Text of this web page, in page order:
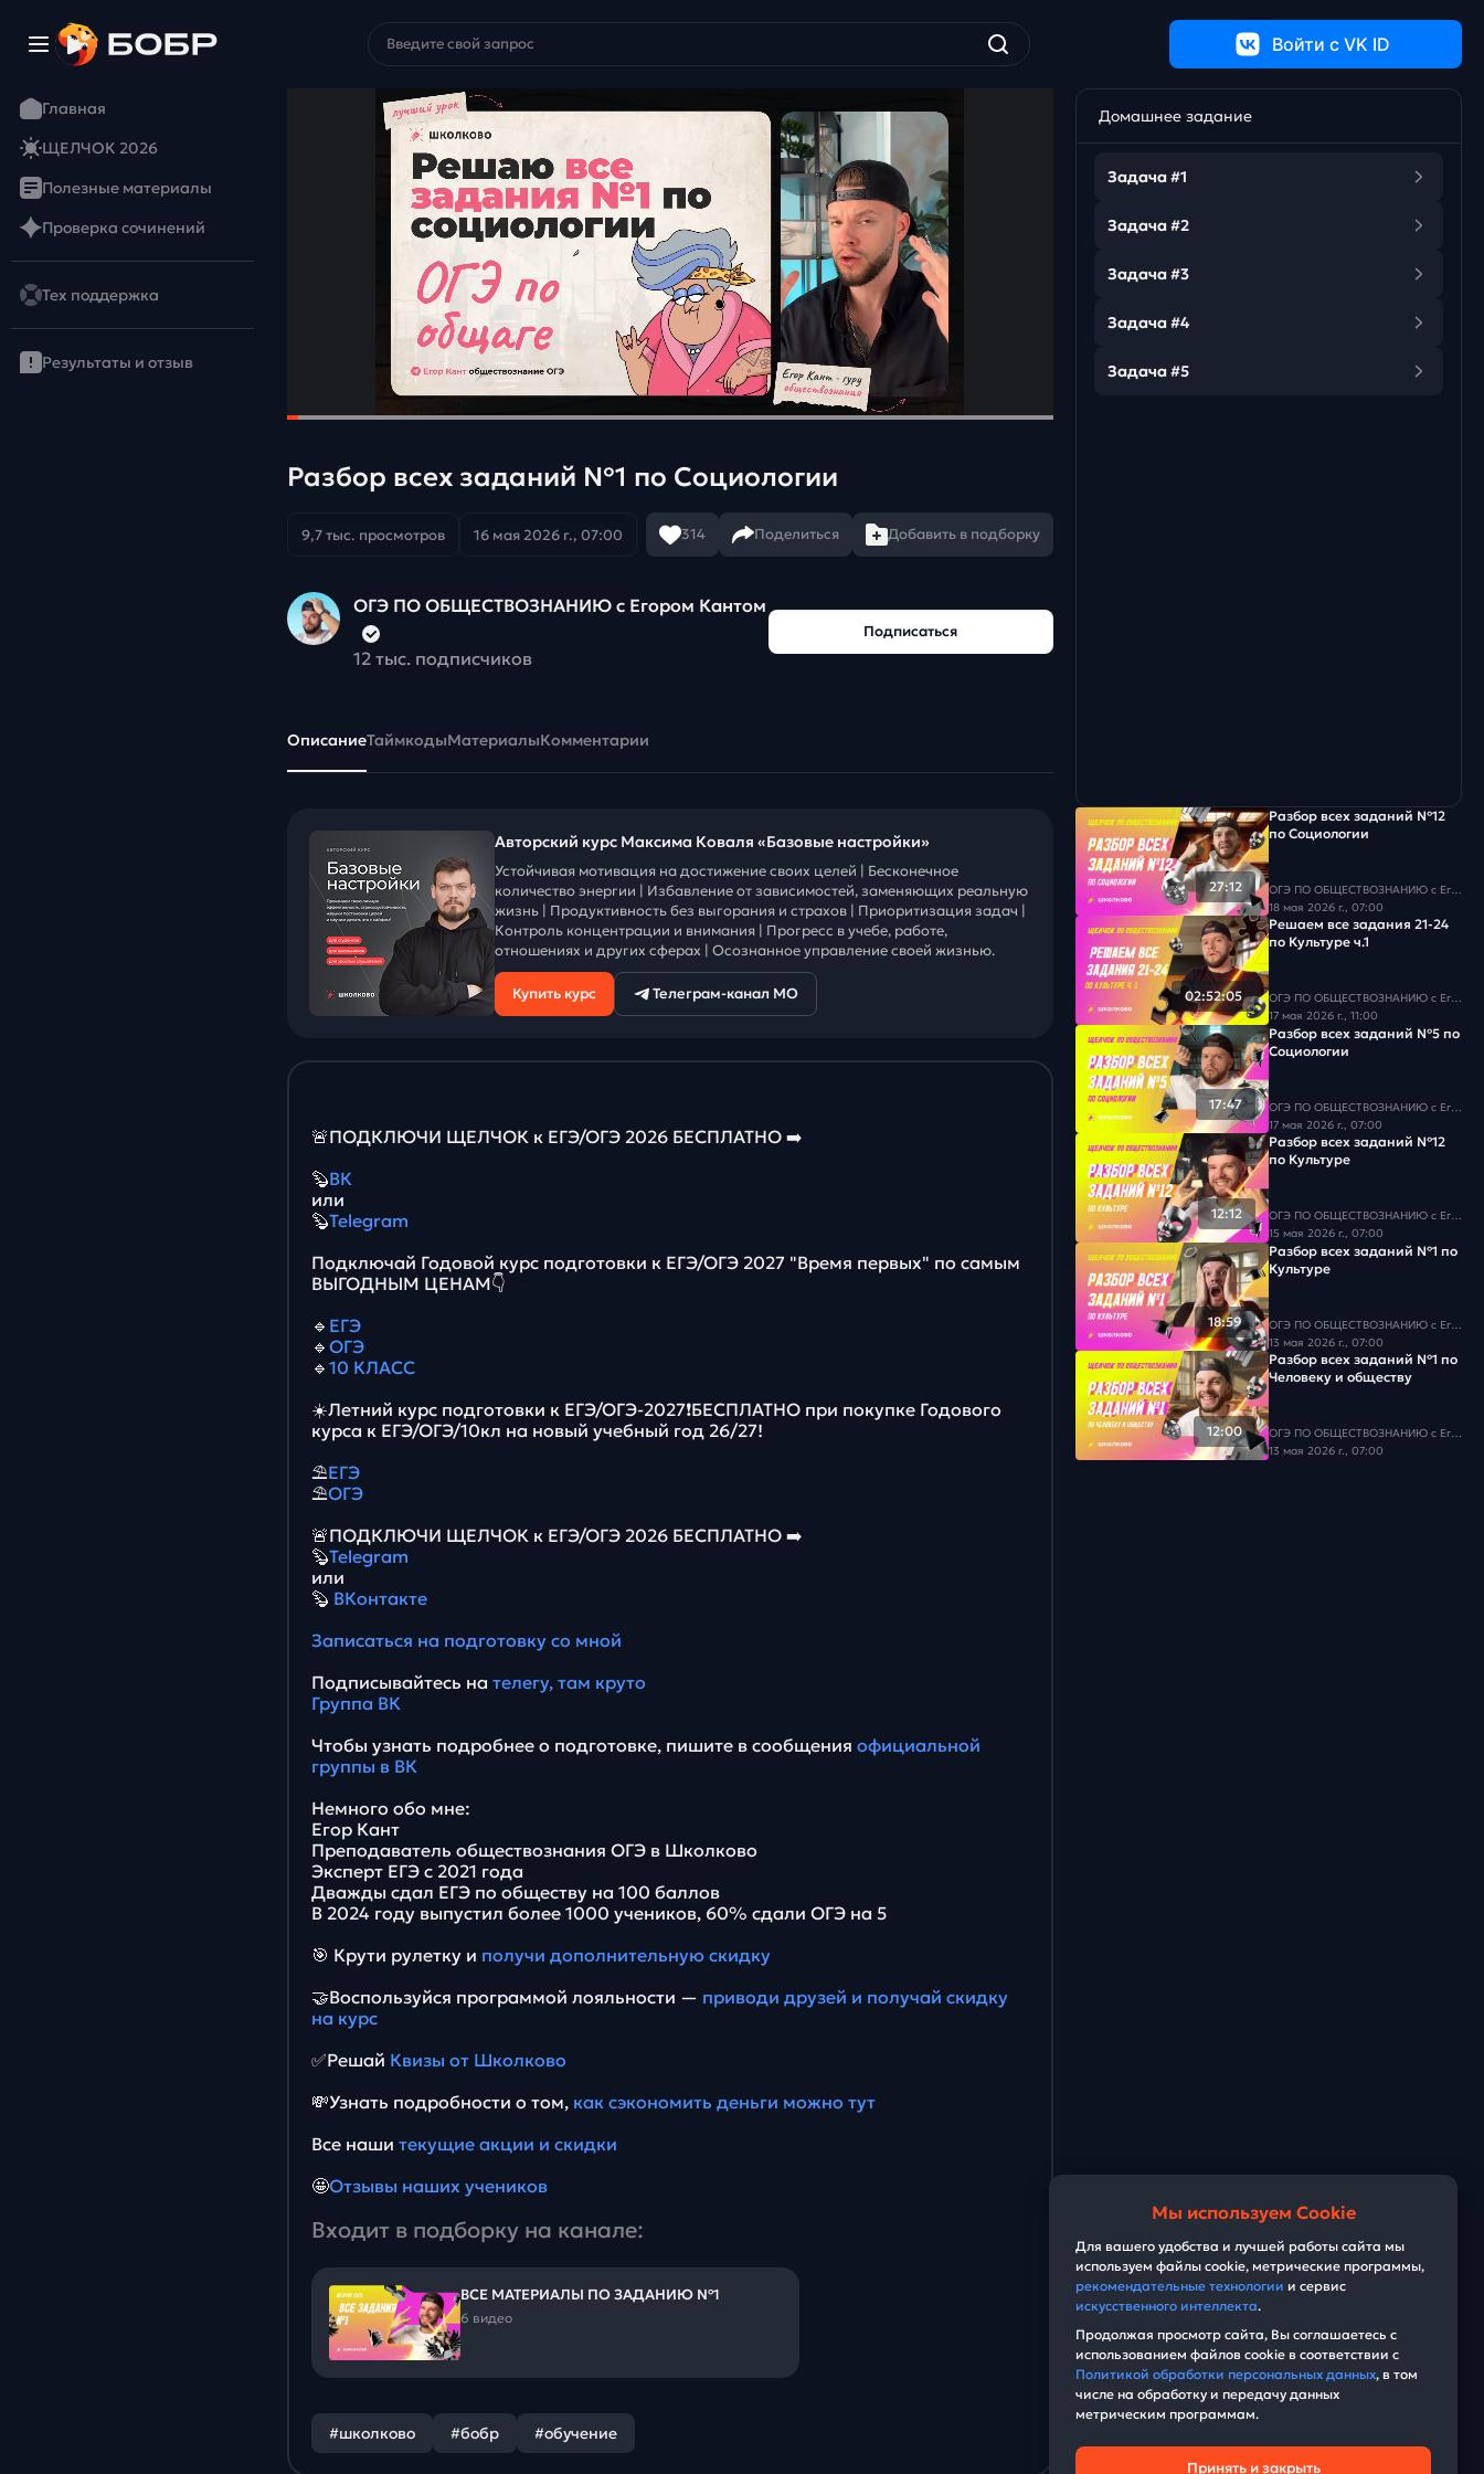
Войти c VK ID
Главная
ЩЕЛЧОК 2026
Полезные материалы
Проверка сочинений
Тех поддержка
Результаты и отзыв
Разбор всех заданий №1 по Социологии
9,7 тыс. просмотров 16 мая 2026 г., 07:00 314 Поделиться Добавить в подборку
ОГЭ ПО ОБЩЕСТВОЗНАНИЮ c Егором Кантом
12 тыс. подписчиков
Подписаться
ОписаниеТаймкодыМатериалыКомментарии
Авторский курс Максима Коваля «Базовые настройки»
Устойчивая мотивация на достижение своих целей | Бесконечное
количество энергии | Избавление от зависимостей, заменяющих реальную
жизнь | Продуктивность без выгорания и страхов | Приоритизация задач |
Контроль концентрации и внимания | Прогресс в учебе, работе,
отношениях и других сферах | Осознанное управление своей жизнью.
Купить курс Телеграм-канал МО
🚨ПОДКЛЮЧИ ЩЕЛЧОК к ЕГЭ/ОГЭ 2026 БЕСПЛАТНО ➡️
🦫ВК
или
🦫Telegram
Подключай Годовой курс подготовки к ЕГЭ/ОГЭ 2027 "Время первых" по самым
ВЫГОДНЫМ ЦЕНАМ👇
🔹 ЕГЭ
🔹 ОГЭ
🔹 10 КЛАСС
☀️Летний курс подготовки к ЕГЭ/ОГЭ-2027❗️БЕСПЛАТНО при покупке Годового
курса к ЕГЭ/ОГЭ/10кл на новый учебный год 26/27!
⛱ЕГЭ
⛱ОГЭ
🚨ПОДКЛЮЧИ ЩЕЛЧОК к ЕГЭ/ОГЭ 2026 БЕСПЛАТНО ➡️
🦫Telegram
или
🦫 ВКонтакте
Записаться на подготовку со мной
Подписывайтесь на телегу, там круто
Группа ВК
Чтобы узнать подробнее о подготовке, пишите в сообщения официальной
группы в ВК
Немного обо мне:
Егор Кант
Преподаватель обществознания ОГЭ в Школково
Эксперт ЕГЭ с 2021 года
Дважды сдал ЕГЭ по обществу на 100 баллов
В 2024 году выпустил более 1000 учеников, 60% сдали ОГЭ на 5
🎯 Крути рулетку и получи дополнительную скидку
🤝Воспользуйся программой лояльности — приводи друзей и получай скидку
на курс
✅Решай Квизы от Школково
💸Узнать подробности о том, как сэкономить деньги можно тут
Все наши текущие акции и скидки
🤩Отзывы наших учеников
Входит в подборку на канале:
ВСЕ МАТЕРИАЛЫ ПО ЗАДАНИЮ №1
6 видео
#школково #бобр #обучение
Домашнее задание
Задача #1
Задача #2
Задача #3
Задача #4
Задача #5
27:12
Разбор всех заданий №12
по Социологии
ОГЭ ПО ОБЩЕСТВОЗНАНИЮ c Егором Кантом
18 мая 2026 г., 07:00
02:52:05
Решаем все задания 21-24
по Культуре ч.1
ОГЭ ПО ОБЩЕСТВОЗНАНИЮ c Егором Кантом
17 мая 2026 г., 11:00
17:47
Разбор всех заданий №5 по
Социологии
ОГЭ ПО ОБЩЕСТВОЗНАНИЮ c Егором Кантом
17 мая 2026 г., 07:00
12:12
Разбор всех заданий №12
по Культуре
ОГЭ ПО ОБЩЕСТВОЗНАНИЮ c Егором Кантом
15 мая 2026 г., 07:00
18:59
Разбор всех заданий №1 по
Культуре
ОГЭ ПО ОБЩЕСТВОЗНАНИЮ c Егором Кантом
13 мая 2026 г., 07:00
12:00
Разбор всех заданий №1 по
Человеку и обществу
ОГЭ ПО ОБЩЕСТВОЗНАНИЮ c Егором Кантом
13 мая 2026 г., 07:00
Мы используем Cookie
Для вашего удобства и лучшей работы сайта мы
используем файлы cookie, метрические программы,
рекомендательные технологии и сервис
искусственного интеллекта.
Продолжая просмотр сайта, Вы соглашаетесь с
использованием файлов cookie в соответствии с
Политикой обработки персональных данных, в том
числе на обработку и передачу данных
метрическим программам.
Принять и закрыть